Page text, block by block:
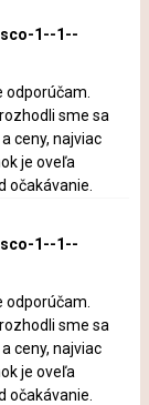
1--1--
sme sa
ceny, najviac
je oveľa
očakávanie.
1--1--
sme sa
ceny, najviac
je oveľa
očakávanie.